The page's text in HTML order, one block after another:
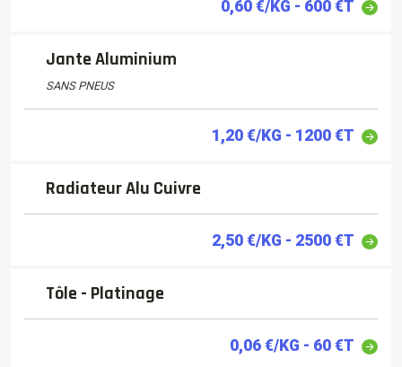
0,60 €/KG - 600 €T
Jante Aluminium
SANS PNEUS
1,20 €/KG - 1200 €T
Radiateur Alu Cuivre
2,50 €/KG - 2500 €T
Tôle - Platinage
0,06 €/KG - 60 €T